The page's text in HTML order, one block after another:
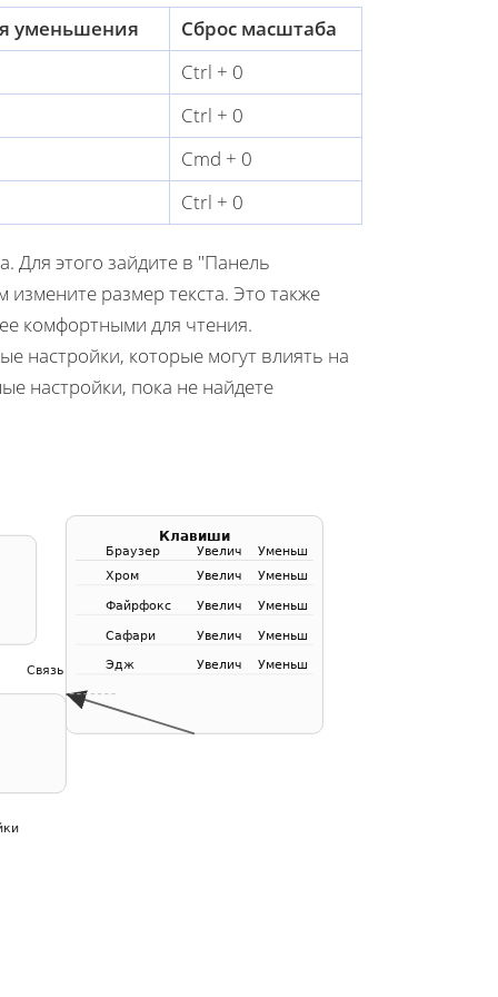
уменьшения
Сброс масштаба
Ctrl + 0
Ctrl + 0
Cmd + 0
Ctrl + 0
Для этого зайдите в "Панель
размер текста. Это также
комфортными для чтения.
настройки, которые могут влиять на
настройки, пока не найдете
Клавиши
Браузер Увелич Уменьш
Хром Увелич Уменьш
Файрфокс Увелич Уменьш
Сафари Увелич Уменьш
Эдж Увелич Уменьш
Связь